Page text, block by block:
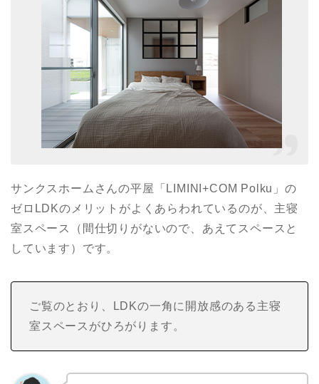
サンクスホームさんの平屋「LIMINI+COM Polku」の
ゼロLDKのメリットがよくあらわれているのが、主寝
室スペース（間仕切りがないので、あえてスペースと
しています）です。
ご覧のとおり、LDKの一角に開放感のある主寝
室スペースがひろがります。